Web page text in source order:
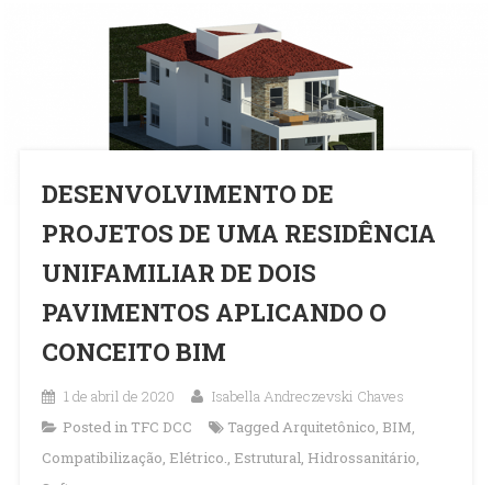
DESENVOLVIMENTO DE
PROJETOS DE UMA RESIDÊNCIA
UNIFAMILIAR DE DOIS
PAVIMENTOS APLICANDO O
CONCEITO BIM
1 de abril de 2020
Isabella Andreczevski Chaves
Posted in TFC DCC Tagged Arquitetônico BIM
Compatibilização Elétrico. Estrutural Hidrossanitário